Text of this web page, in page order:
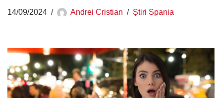
14/09/2024 Andrei Cristian Știri Spania